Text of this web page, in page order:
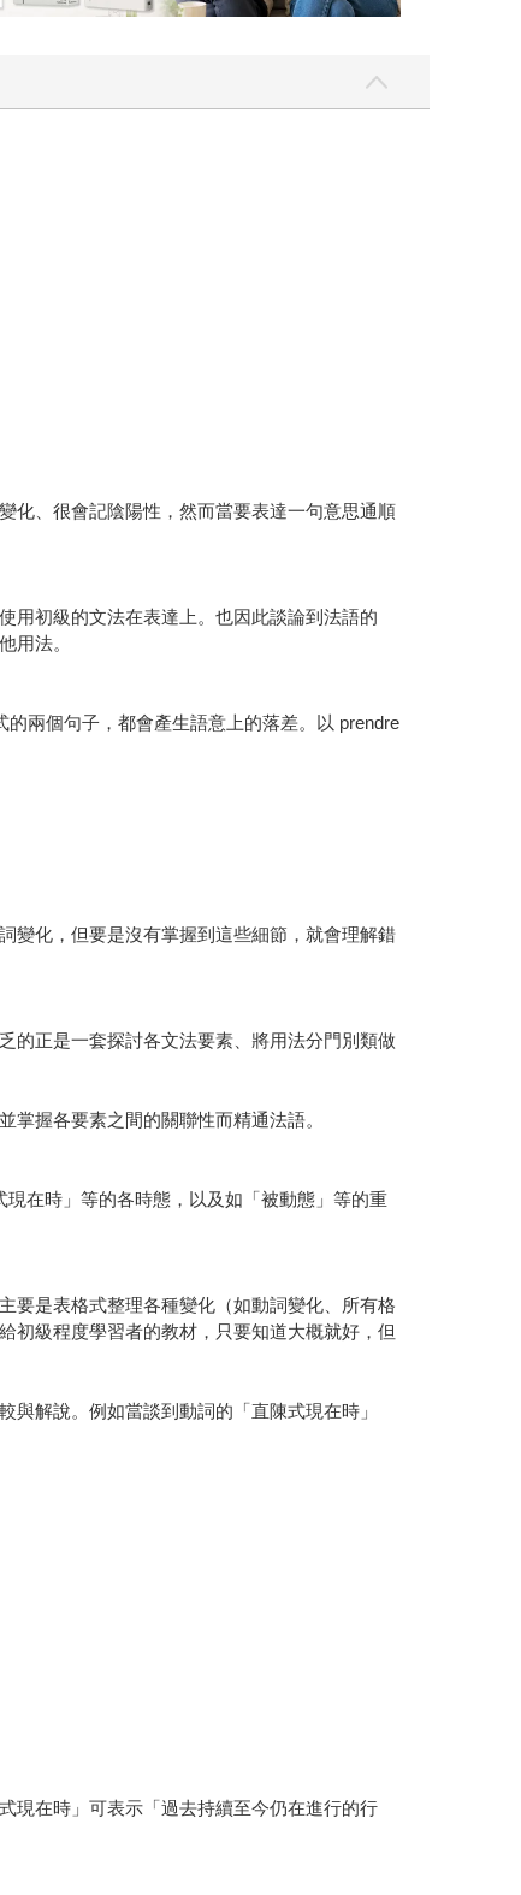
化、很會記陰陽性，然而當要表達一句意思通順
用初級的文法在表達上。也因此談論到法語的
用法。
兩個句子，都會產生語意上的落差。以 prendre
變化，但要是沒有掌握到這些細節，就會理解錯
的正是一套探討各文法要素、將用法分門別類做
握各要素之間的關聯性而精通法語。
在時」等的各時態，以及如「被動態」等的重
要是表格式整理各種變化（如動詞變化、所有格
初級程度學習者的教材，只要知道大概就好，但
解說。例如當談到動詞的「直陳式現在時」
現在時」可表示「過去持續至今仍在進行的行